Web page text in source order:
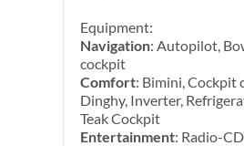
Equipment:
Navigation: Autopilot,
cockpit
Comfort: Bimini, Cockpit
Dinghy, Inverter,
Teak Cockpit
Entertainment: Radio-